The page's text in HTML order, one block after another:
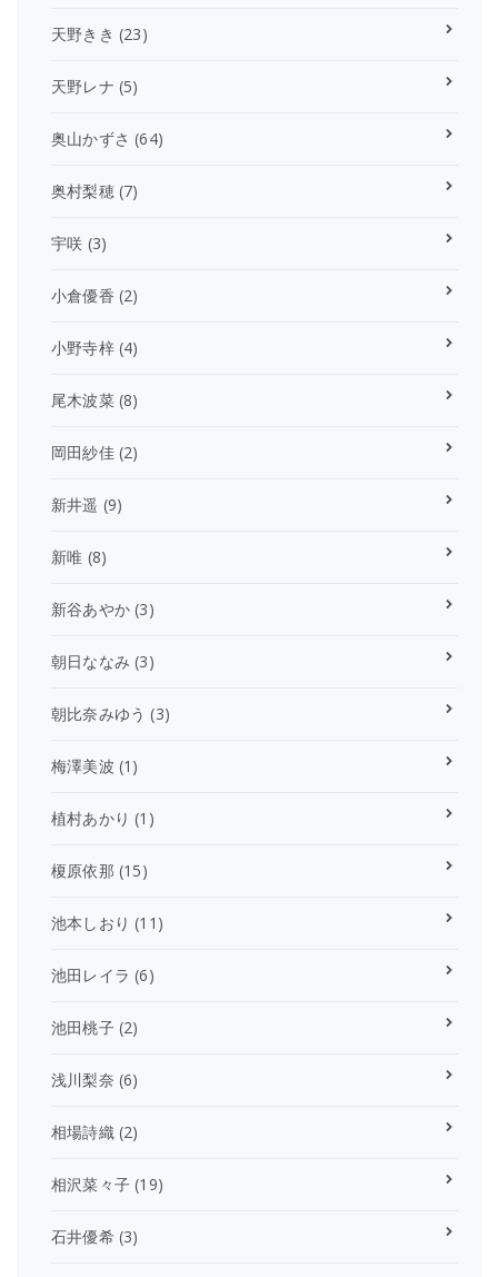
天野きき (23)
天野レナ (5)
奥山かずさ (64)
奥村梨穂(7)
宇咲 (3)
小倉優香 (2)
小野寺梓(4)
尾木波菜(8)
岡田紗佳(2)
新井遥 (9)
新唯 (8)
新谷あやか (3)
朝日ななみ (3)
朝比奈みゆう (3)
梅澤美波 (1)
植村あかり (1)
榎原依那 (15)
池本しおり (11)
池田レイラ (6)
池田桃子(2)
浅川梨奈 (6)
相場詩織(2)
相沢菜々子 (19)
石井優希(3)